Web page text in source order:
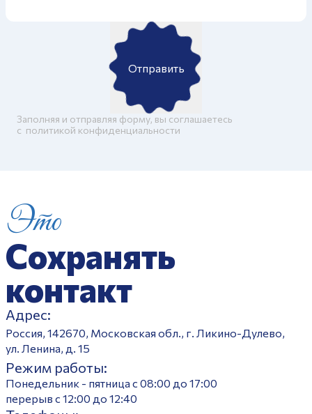
Отправить
Заполняя и отправляя форму, вы соглашаетесь
c политикой конфиденциальности
Это
Сохранять
контакт
Адрес:
Россия, 142670, Московская обл., г. Ликино-Дулево,
ул. Ленина, д. 15
Режим работы:
Понедельник - пятница с 08:00 до 17:00
перерыв с 12:00 до 12:40